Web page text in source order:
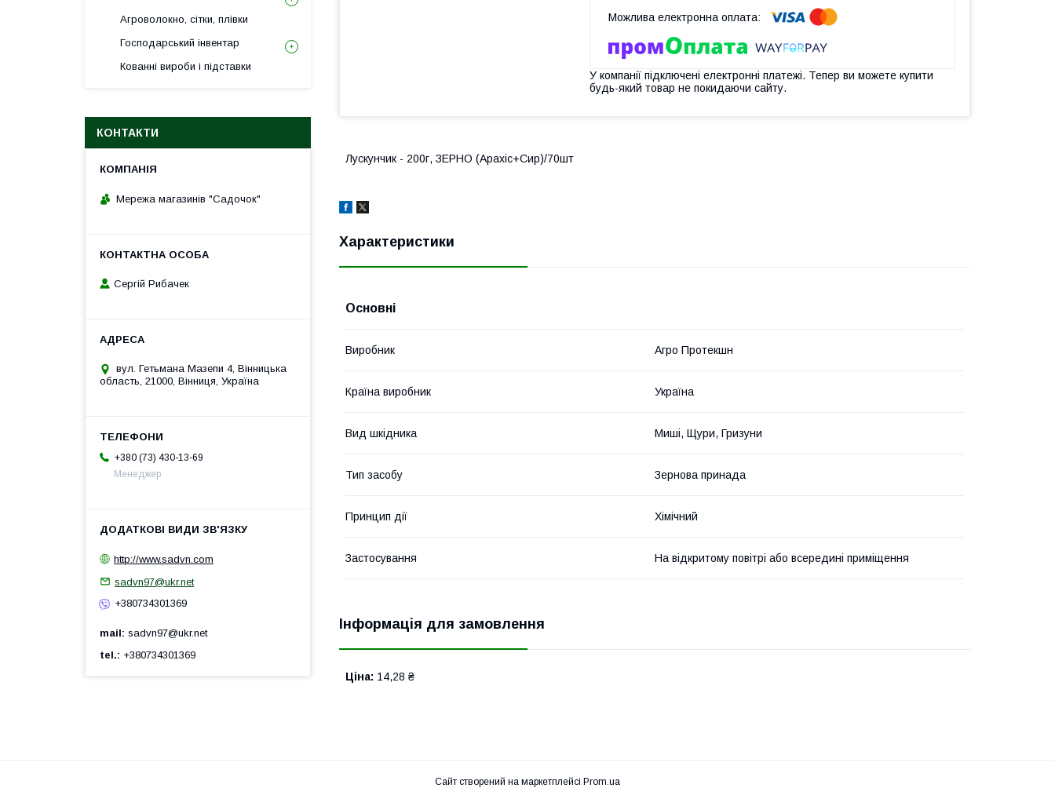
У компанії підключені електронні платежі. Тепер ви можете купити
будь-який товар не покидаючи сайту.
Лускунчик - 200г, ЗЕРНО (Арахіс+Сир)/70шт
Характеристики
Основні
Виробник Агро Протекшн
Країна виробник Україна
Вид шкідника Миші, Щури, Гризуни
Тип засобу Зернова принада
Принцип дії Хімічний
Застосування На відкритому повітрі або всередині приміщення
Інформація для замовлення
Ціна: 14,28 ₴
Агроволокно, сітки, плівки
Господарський інвентар
Кованні вироби і підставки
КОНТАКТИ
Мережа магазинів "Садочок"
Сергій Рибачек
вул. Гетьмана Мазепи 4, Вінницька
область, 21000, Вінниця, Україна
+380 (73) 430-13-69
Менеджер
http://www.sadvn.com
sadvn97@ukr.net
+380734301369
mail sadvn97@ukr.net
tel.
+380734301369
Сайт створений на маркетплейсі Prom.ua